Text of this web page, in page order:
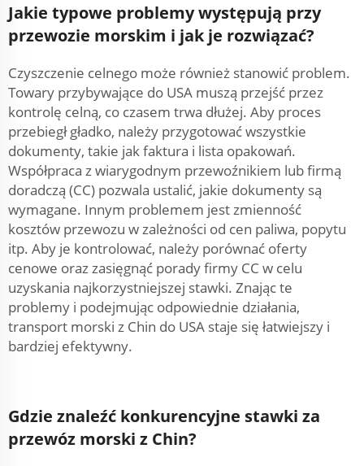
Jakie typowe problemy występują przy
przewozie morskim i jak je rozwiązać?
Czyszczenie celnego może również stanowić problem.
Towary przybywające do USA muszą przejść przez
kontrolę celną, co czasem trwa dłużej. Aby proces
przebiegł gładko, należy przygotować wszystkie
dokumenty, takie jak faktura i lista opakowań.
Współpraca z wiarygodnym przewoźnikiem lub firmą
doradczą (CC) pozwala ustalić, jakie dokumenty są
wymagane. Innym problemem jest zmienność
kosztów przewozu w zależności od cen paliwa, popytu
itp. Aby je kontrolować, należy porównać oferty
cenowe oraz zasięgnąć porady firmy CC w celu
uzyskania najkorzystniejszej stawki. Znając te
problemy i podejmując odpowiednie działania,
transport morski z Chin do USA staje się łatwiejszy i
bardziej efektywny.
Gdzie znaleźć konkurencyjne stawki za
przewóz morski z Chin?